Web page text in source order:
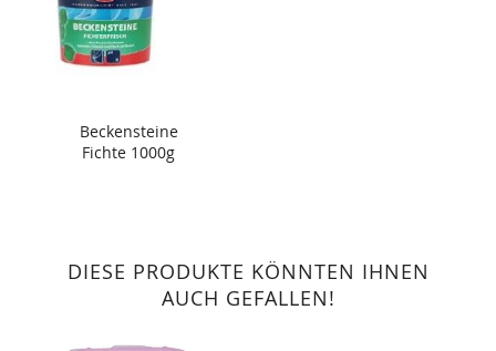
Beckensteine
Fichte 1000g
DIESE PRODUKTE KÖNNTEN IHNEN
AUCH GEFALLEN!